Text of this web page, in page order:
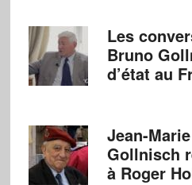
Les
Bruno
d’état au
Jean-
Gollnisch
à Roger